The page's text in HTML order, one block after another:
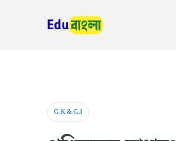
G.K & G.I